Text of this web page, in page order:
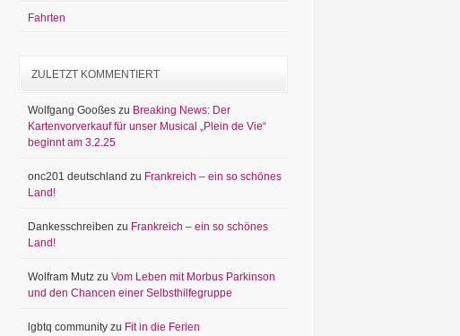
Fahrten
ZULETZT KOMMENTIERT
Wolfgang Gooßes zu Breaking News: Der
Kartenvorverkauf für unser Musical „Plein de Vie“
beginnt am 3.2.25
onc201 deutschland zu Frankreich – ein so schönes
Land!
Dankesschreiben zu Frankreich – ein so schönes
Land!
Wolfram Mutz zu Vom Leben mit Morbus Parkinson
und den Chancen einer Selbsthilfegruppe
lgbtq community zu Fit in die Ferien